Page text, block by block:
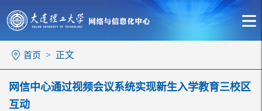
首页 > 正文
网信中心通过视频会议系统实现新生入学教育三校区
互动